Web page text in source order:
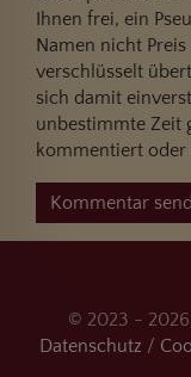
Ihnen frei, ein
Namen nicht
verschlüsselt
sich damit
unbestimmte Zeit
kommentiert
Kommentar
© 2023 -
Datenschutz /